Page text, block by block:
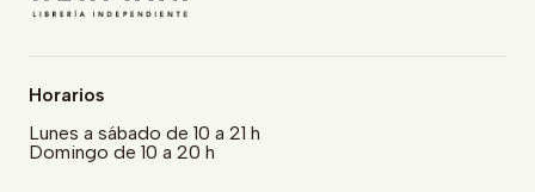
Horarios
Lunes a sábado de 10 a 21 h
Domingo de 10 a 20 h